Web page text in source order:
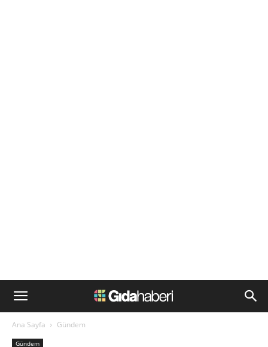
Ana Sayfa Gündem
Gündem